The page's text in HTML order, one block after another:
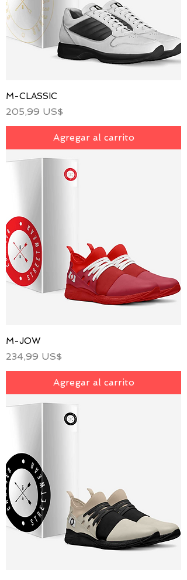
M-CLASSIC
Precio
205,99 US$
Agregar al carrito
M-JOW
Precio
234,99 US$
Agregar al carrito